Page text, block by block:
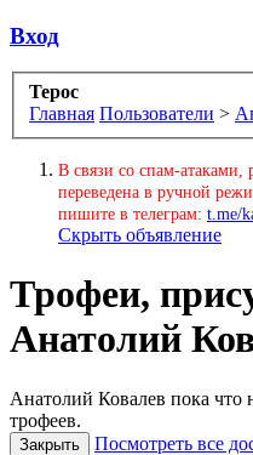
Вход
Терос
Главная Пользователи >
В связи со спам-атаками,
переведена в ручной
пишите в телеграм: t.me/
Скрыть объявление
Трофеи,
Анатолий
Анатолий Ковалев пока что
трофеев.
Посмотреть все